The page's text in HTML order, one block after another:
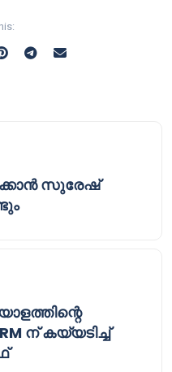
സുരേഷ്
ന് കയ്യടിച്ച്